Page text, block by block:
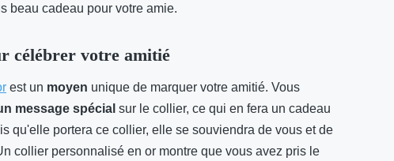
beau cadeau pour votre amie.
célébrer votre amitié
est un moyen unique de marquer votre amitié. Vous
message spécial sur le collier, ce qui en fera un cadeau
qu'elle portera ce collier, elle se souviendra de vous et de
collier personnalisé en or montre que vous avez pris le